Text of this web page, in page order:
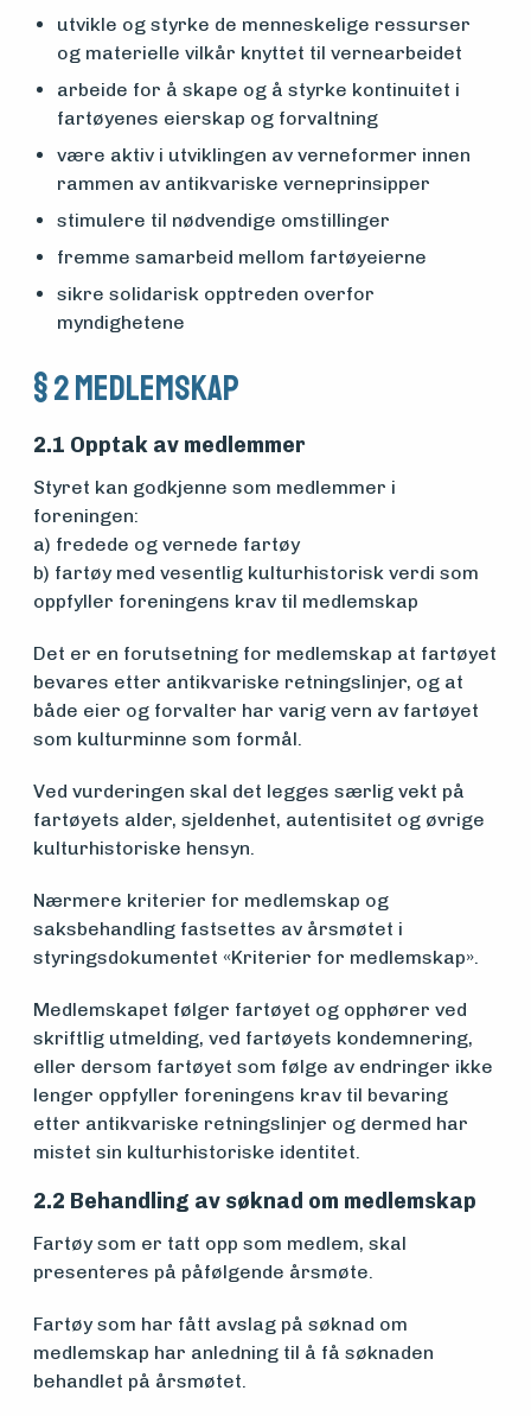
Medlemsfartøy
Søk
om
midler
Vern,
vedlikehold
og drift
Om
foreningen
Aktuelt
utvikle og styrke de menneskelige ressurser
og materielle vilkår knyttet til vernearbeidet
arbeide for å skape og å styrke kontinuitet i
fartøyenes eierskap og forvaltning
være aktiv i utviklingen av verneformer innen
rammen av antikvariske verneprinsipper
stimulere til nødvendige omstillinger
fremme samarbeid mellom fartøyeierne
sikre solidarisk opptreden overfor
myndighetene
§ 2 Medlemskap
2.1 Opptak av medlemmer
Styret kan godkjenne som medlemmer i
foreningen:
a) fredede og vernede fartøy
b) fartøy med vesentlig kulturhistorisk verdi som
oppfyller foreningens krav til medlemskap
Det er en forutsetning for medlemskap at fartøyet
bevares etter antikvariske retningslinjer, og at
både eier og forvalter har varig vern av fartøyet
som kulturminne som formål.
Ved vurderingen skal det legges særlig vekt på
fartøyets alder, sjeldenhet, autentisitet og øvrige
kulturhistoriske hensyn.
Nærmere kriterier for medlemskap og
saksbehandling fastsettes av årsmøtet i
styringsdokumentet «Kriterier for medlemskap».
Medlemskapet følger fartøyet og opphører ved
skriftlig utmelding, ved fartøyets kondemnering,
eller dersom fartøyet som følge av endringer ikke
lenger oppfyller foreningens krav til bevaring
etter antikvariske retningslinjer og dermed har
mistet sin kulturhistoriske identitet.
2.2 Behandling av søknad om medlemskap
Fartøy som er tatt opp som medlem, skal
presenteres på påfølgende årsmøte.
Fartøy som har fått avslag på søknad om
medlemskap har anledning til å få søknaden
behandlet på årsmøtet.